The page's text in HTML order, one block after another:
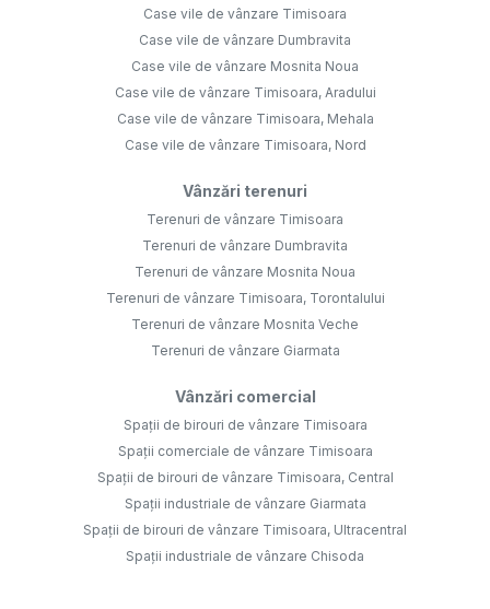
Case vile de vânzare Timisoara
Case vile de vânzare Dumbravita
Case vile de vânzare Mosnita Noua
Case vile de vânzare Timisoara, Aradului
Case vile de vânzare Timisoara, Mehala
Case vile de vânzare Timisoara, Nord
Vânzări terenuri
Terenuri de vânzare Timisoara
Terenuri de vânzare Dumbravita
Terenuri de vânzare Mosnita Noua
Terenuri de vânzare Timisoara, Torontalului
Terenuri de vânzare Mosnita Veche
Terenuri de vânzare Giarmata
Vânzări comercial
Spații de birouri de vânzare Timisoara
Spații comerciale de vânzare Timisoara
Spații de birouri de vânzare Timisoara, Central
Spații industriale de vânzare Giarmata
Spații de birouri de vânzare Timisoara, Ultracentral
Spații industriale de vânzare Chisoda